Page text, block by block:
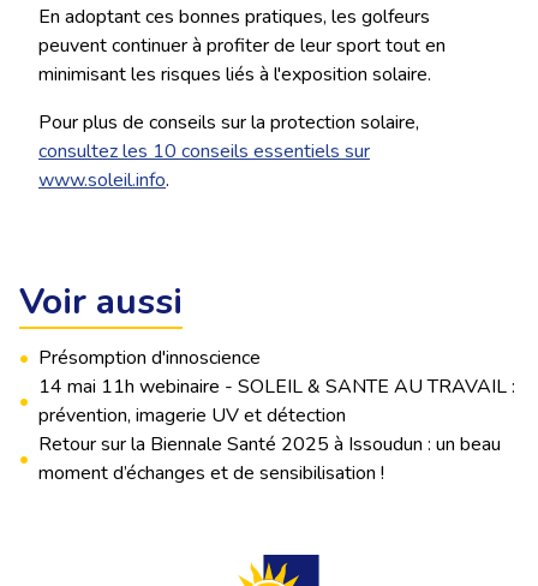
En adoptant ces bonnes pratiques, les golfeurs
peuvent continuer à profiter de leur sport tout en
minimisant les risques liés à l'exposition solaire.
Pour plus de conseils sur la protection solaire,
consultez les 10 conseils essentiels sur
www.soleil.info.
Voir aussi
• Présomption d'innoscience
•
14 mai 11h webinaire - SOLEIL & SANTE AU TRAVAIL :
prévention, imagerie UV et détection
•
Retour sur la Biennale Santé 2025 à Issoudun : un beau
moment d’échanges et de sensibilisation !